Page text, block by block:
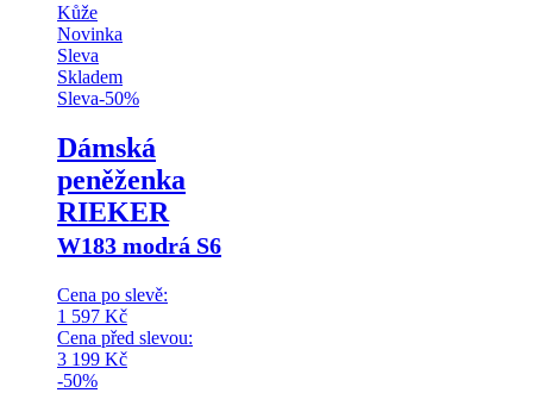
Kůže
Novinka
Sleva
Skladem
Sleva-50%
Dámská
peněženka
RIEKER
W183 modrá S6
Cena po slevě:
1 597 Kč
Cena před slevou:
3 199 Kč
-50%